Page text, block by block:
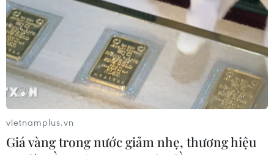
vietnamplus.vn
Giá vàng trong nước giảm nhẹ, thương hiệu